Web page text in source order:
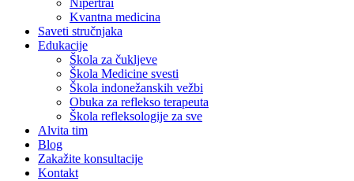
Nipertrai
Kvantna medicina
Saveti stručnjaka
Edukacije
Škola za čukljeve
Škola Medicine svesti
Škola indonežanskih vežbi
Obuka za reflekso terapeuta
Škola refleksologije za sve
Alvita tim
Blog
Zakažite konsultacije
Kontakt